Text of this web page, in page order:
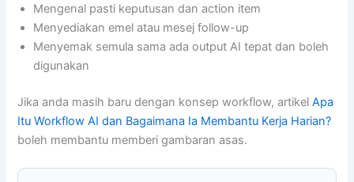
Mengenal pasti keputusan dan action item
Menyediakan emel atau mesej follow-up
Menyemak semula sama ada output AI tepat dan boleh
digunakan
Jika anda masih baru dengan konsep workflow, artikelApa
Itu Workflow AI dan Bagaimana Ia Membantu Kerja Harian?
boleh membantu memberi gambaran asas.